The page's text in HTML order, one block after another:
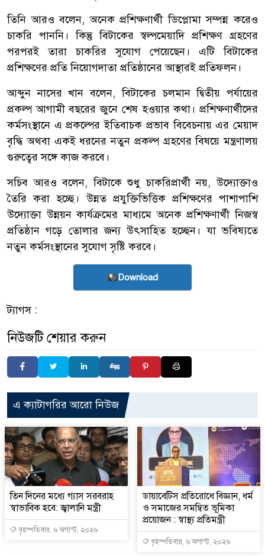
তিনি আরও বলেন, অনেক প্রশিক্ষণার্থী ডিপ্লোমা সম্পন্ন করেও
চাকরি পাননি। কিন্তু বিটাকের স্বল্পমেয়াদি প্রশিক্ষণ গ্রহণের
পরপরই তারা চাকরির সুযোগ পেয়েছেন। এটি বিটাকের
প্রশিক্ষণের প্রতি নিয়োগদাতা প্রতিষ্ঠানের আস্থারই প্রতিফলন।
আব্দুন নাসের খান বলেন, বিটাকের চলমান দ্বিতীয় পর্যায়ের
প্রকল্প আগামী বছরের জুনে শেষ হওয়ার কথা। প্রশিক্ষণার্থীদের
কর্মসংস্থানে এ প্রকল্পের ইতিবাচক প্রভাব বিবেচনায় এর মেয়াদ
বৃদ্ধি অথবা একই ধরনের নতুন প্রকল্প গ্রহণের বিষয়ে মন্ত্রণালয়
গুরুত্বের সঙ্গে কাজ করবে।
সচিব আরও বলেন, বিটাকে শুধু চাকরিপ্রার্থী নয়, উদ্যোক্তাও
তৈরি করা হচ্ছে। উন্নত প্রযুক্তিভিত্তিক প্রশিক্ষণের পাশাপাশি
উদ্যোক্তা উন্নয়ন কার্যক্রমের মাধ্যমে অনেক প্রশিক্ষণার্থী নিজস্ব
প্রতিষ্ঠান গড়ে তোলার জন্য উৎসাহিত হচ্ছেন। যা ভবিষ্যতে
নতুন কর্মসংস্থানের সুযোগ সৃষ্টি করবে।
Download
ট্যাগস :
নিউজটি শেয়ার করুন
এ ক্যাটাগরির আরো নিউজ
তিন দিনের মধ্যে গ্যাস সরবরাহ
স্বাভাবিক হবে: জ্বালানি মন্ত্রী
বৃহস্পতিবার, ৬ অগাস্ট, ২০২৬
ডায়াবেটিস প্রতিরোধে বিজ্ঞান, ধর্ম
ও সমাজের সমন্বিত ভূমিকা
প্রয়োজন : স্বাস্থ্য প্রতিমন্ত্রী
বৃহস্পতিবার, ৬ অগাস্ট, ২০২৬